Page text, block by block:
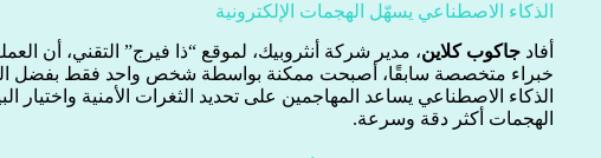
الذكاء الاصطناعي يسهّل الهجمات الإلكترونية
أفاد جاكوب كلاين، مدير شركة أنثروبيك، لموقع “ذا فيرج” التقني، أن
خبراء متخصصة سابقًا، أصبحت ممكنة بواسطة شخص واحد فقط بفضل
الذكاء الاصطناعي يساعد المهاجمين على تحديد الثغرات الأمنية واختيار
الهجمات أكثر دقة وسرعة.